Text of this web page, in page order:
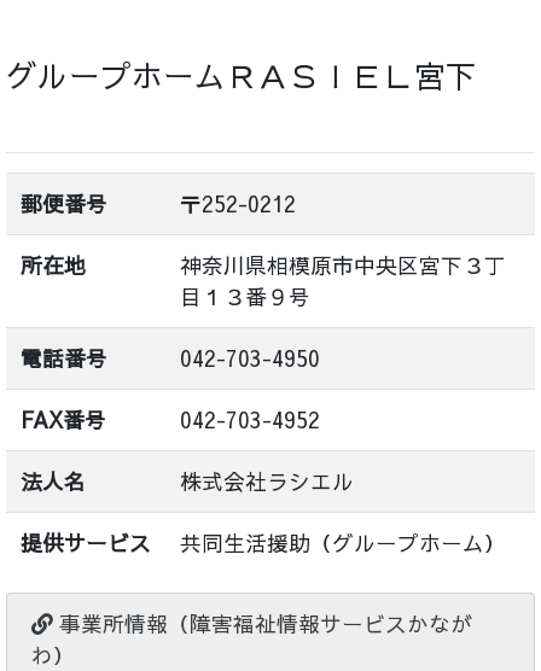
グループホームＲＡＳＩＥＬ宮下
郵便番号 〒252-0212
所在地
神奈川県相模原市中央区宮下３丁
目１３番９号
電話番号 042-703-4950
FAX番号 042-703-4952
法人名 株式会社ラシエル
提供サービス 共同生活援助（グループホーム）
事業所情報（障害福祉情報サービスかなが
わ）